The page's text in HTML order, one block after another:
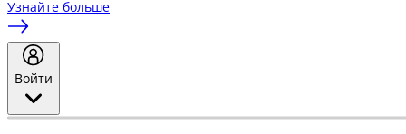
Узнайте больше
Войти